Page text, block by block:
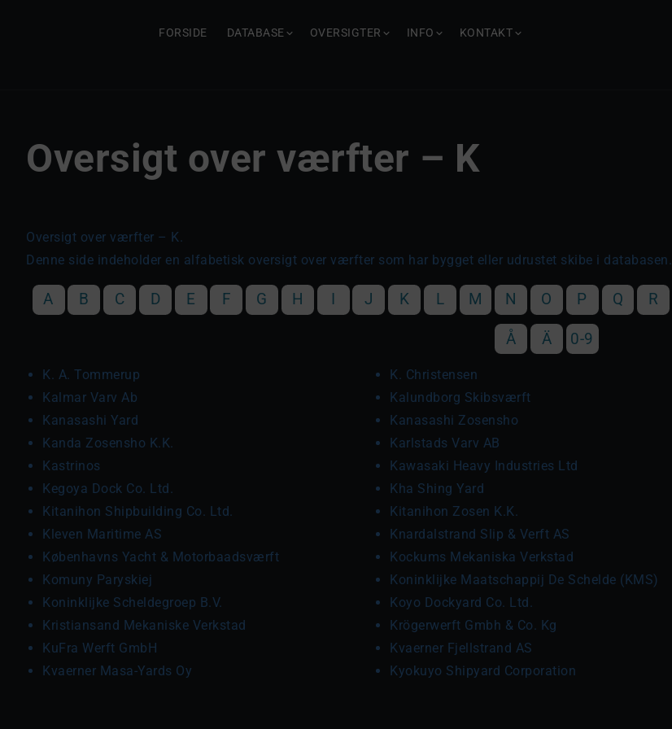
FORSIDE DATABASE OVERSIGTER INFO KONTAKT
Oversigt over værfter – K
Oversigt over værfter – K.
Denne side indeholder en alfabetisk oversigt over værfter som har bygget eller udrustet skibe i databasen.
A B C D E F G H I J K L M N O P Q R
Å Ä 0-9
K. A. Tommerup K. Christensen
Kalmar Varv Ab
Kalundborg Skibsværft
Kanasashi Yard
Kanasashi Zosensho
Kanda Zosensho K.K.
Karlstads Varv AB
Kastrinos
Kawasaki Heavy Industries Ltd
Kegoya Dock Co. Ltd.
Kha Shing Yard
Kitanihon Shipbuilding Co. Ltd.
Kitanihon Zosen K.K.
Kleven Maritime AS
Knardalstrand Slip & Verft AS
Københavns Yacht & Motorbaadsværft
Kockums Mekaniska Verkstad
Komuny Paryskiej
Koninklijke Maatschappij De Schelde (KMS)
Koninklijke Scheldegroep B.V.
Koyo Dockyard Co. Ltd.
Kristiansand Mekaniske Verkstad
Krögerwerft Gmbh & Co. Kg
KuFra Werft GmbH
Kvaerner Fjellstrand AS
Kvaerner Masa-Yards Oy
Kyokuyo Shipyard Corporation